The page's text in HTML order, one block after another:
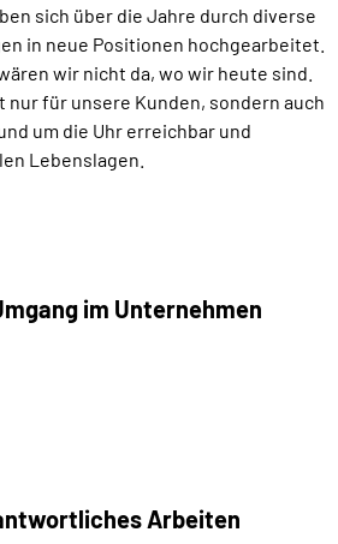
sich über die Jahre durch diverse
in neue Positionen hochgearbeitet.
wir nicht da, wo wir heute sind.
nur für unsere Kunden, sondern auch
um die Uhr erreichbar und
Lebenslagen.
im Unternehmen
Arbeiten